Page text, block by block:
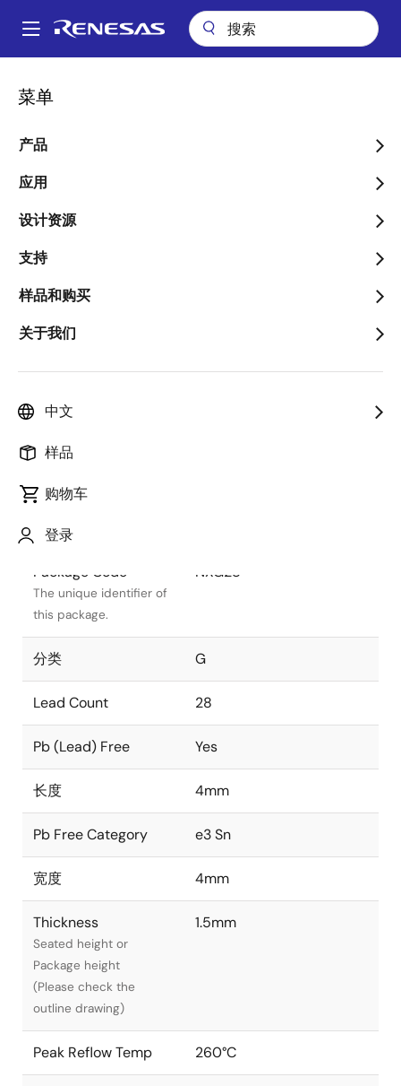
到
Main
菜单
产品
应用
设计资源
支持
样品和购买
关于我们
中文
样品
购物车
登录
面
包
屑
Descriptive text for this
mm 0.40mm Pitch
Package Type
类别
Package Code
The unique identifier of
this package.
NXG28
分类 G
Lead Count 28
Pb (Lead) Free Yes
长度 4mm
Pb Free Category e3 Sn
宽度 4mm
Thickness
Seated height or
Package height
(Please check the
outline drawing)
1.5mm
Peak Reflow Temp 260°C